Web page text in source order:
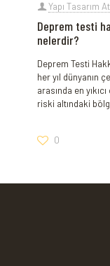
Yapı Tasarım
Deprem testi
nelerdir?
Deprem Testi
her yıl dünyanın
arasında en
riski altındaki
0